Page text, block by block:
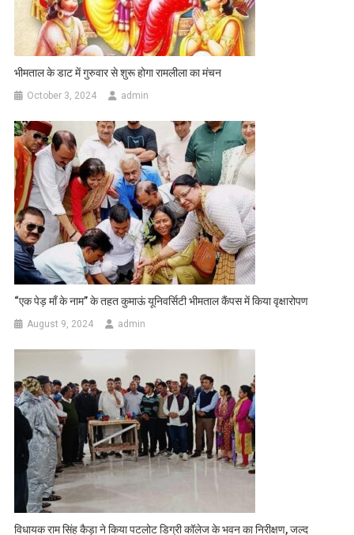
भीमताल के डाट में गुरुवार से शुरू होगा रामलीला का मंचन
October 3, 2024 admin
“एक पेड़ माँ के नाम” के तहत कुमाऊं यूनिवर्सिटी भीमताल कैंपस में किया वृक्षारोपण
August 9, 2024 admin
विधायक राम सिंह कैड़ा ने किया पटलोट डिग्री कॉलेज के भवन का निरीक्षण, जल्द